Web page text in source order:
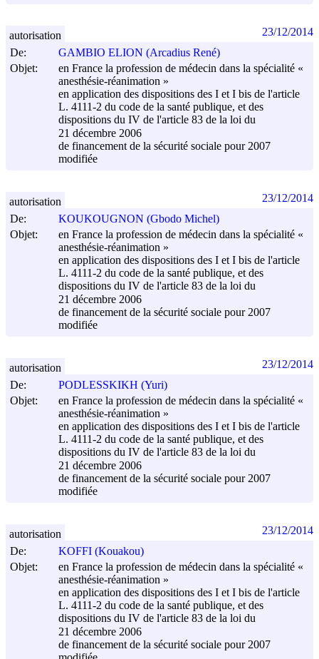
De:
GAMBIO ELION (Arcadius René)
Objet:
en France la profession de médecin dans la spécialité «
anesthésie-réanimation »
en application des dispositions des I et I bis de l'article
L. 4111-2 du code de la santé publique, et des
dispositions du IV de l'article 83 de la loi du
21 décembre 2006
de financement de la sécurité sociale pour 2007
modifiée
autorisation 23/12/2014
De:
KOUKOUGNON (Gbodo Michel)
Objet:
en France la profession de médecin dans la spécialité «
anesthésie-réanimation »
en application des dispositions des I et I bis de l'article
L. 4111-2 du code de la santé publique, et des
dispositions du IV de l'article 83 de la loi du
21 décembre 2006
de financement de la sécurité sociale pour 2007
modifiée
autorisation 23/12/2014
De:
PODLESSKIKH (Yuri)
Objet:
en France la profession de médecin dans la spécialité «
anesthésie-réanimation »
en application des dispositions des I et I bis de l'article
L. 4111-2 du code de la santé publique, et des
dispositions du IV de l'article 83 de la loi du
21 décembre 2006
de financement de la sécurité sociale pour 2007
modifiée
autorisation 23/12/2014
De:
KOFFI (Kouakou)
Objet:
en France la profession de médecin dans la spécialité «
anesthésie-réanimation »
en application des dispositions des I et I bis de l'article
L. 4111-2 du code de la santé publique, et des
dispositions du IV de l'article 83 de la loi du
21 décembre 2006
de financement de la sécurité sociale pour 2007
autorisation 23/12/2014